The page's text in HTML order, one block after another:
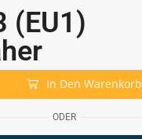
(EU1)
In Den Warenkorb
ODER